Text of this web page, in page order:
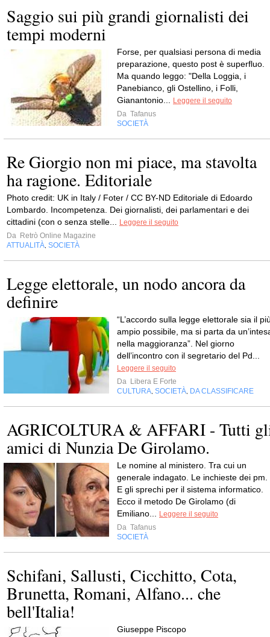
Saggio sui più grandi giornalisti dei
tempi moderni
Forse, per qualsiasi persona di media
preparazione, questo post è superfluo.
Ma quando leggo: "Della Loggia, i
Panebianco, gli Ostellino, i Folli,
Gianantonio...
Leggere il seguito
Da Tafanus
SOCIETÀ
Re Giorgio non mi piace, ma stavolta
ha ragione. Editoriale
Photo credit: UK in Italy / Foter / CC BY-ND Editoriale di Edoardo
Lombardo. Incompetenza. Dei giornalisti, dei parlamentari e dei
cittadini (con o senza stelle...
Leggere il seguito
Da Retrò Online Magazine
ATTUALITÀ SOCIETÀ
Legge elettorale, un nodo ancora da
definire
“L’accordo sulla legge elettorale sia il
ampio possibile, ma si parta da
nella maggioranza”. Nel giorno
dell’incontro con il segretario del Pd...
Leggere il seguito
Da Libera E Forte
CULTURA SOCIETÀ DA CLASSIFICARE
AGRICOLTURA & AFFARI - Tutti
amici di Nunzia De Girolamo.
Le nomine al ministero. Tra cui un
generale indagato. Le inchieste dei pm.
E gli sprechi per il sistema informatico.
Ecco il metodo De Girolamo (di
Emiliano...
Leggere il seguito
Da Tafanus
SOCIETÀ
Schifani, Sallusti, Cicchitto, Cota,
Brunetta, Romani, Alfano... che
bell'Italia!
Giuseppe Piscopo